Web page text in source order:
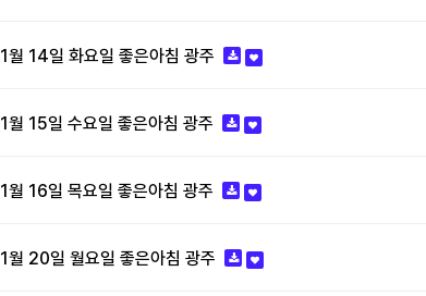
1월 14일 화요일 좋은아침 광주
1월 15일 수요일 좋은아침 광주
1월 16일 목요일 좋은아침 광주
1월 20일 월요일 좋은아침 광주